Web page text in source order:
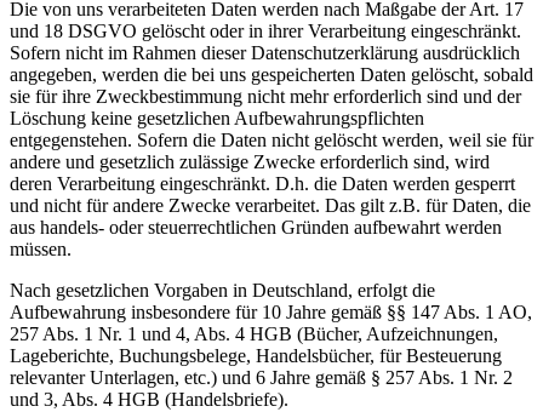
Die von uns verarbeiteten Daten werden nach Maßgabe der Art. 17
und 18 DSGVO gelöscht oder in ihrer Verarbeitung eingeschränkt.
Sofern nicht im Rahmen dieser Datenschutzerklärung ausdrücklich
angegeben, werden die bei uns gespeicherten Daten gelöscht, sobald
sie für ihre Zweckbestimmung nicht mehr erforderlich sind und der
Löschung keine gesetzlichen Aufbewahrungspflichten
entgegenstehen. Sofern die Daten nicht gelöscht werden, weil sie für
andere und gesetzlich zulässige Zwecke erforderlich sind, wird
deren Verarbeitung eingeschränkt. D.h. die Daten werden gesperrt
und nicht für andere Zwecke verarbeitet. Das gilt z.B. für Daten, die
aus handels- oder steuerrechtlichen Gründen aufbewahrt werden
müssen.
Nach gesetzlichen Vorgaben in Deutschland, erfolgt die
Aufbewahrung insbesondere für 10 Jahre gemäß §§ 147 Abs. 1 AO,
257 Abs. 1 Nr. 1 und 4, Abs. 4 HGB (Bücher, Aufzeichnungen,
Lageberichte, Buchungsbelege, Handelsbücher, für Besteuerung
relevanter Unterlagen, etc.) und 6 Jahre gemäß § 257 Abs. 1 Nr. 2
und 3, Abs. 4 HGB (Handelsbriefe).